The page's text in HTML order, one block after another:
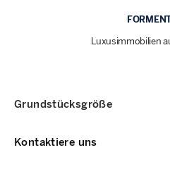
Luxusimmobilien
Kontaktiere uns
Grundstücksgröße